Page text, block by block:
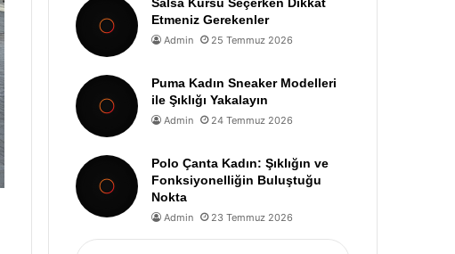
Etmeniz Gerekenler
Admin 25 Temmuz 2026
Puma Kadın Sneaker Modelleri
ile Şıklığı Yakalayın
Admin 24 Temmuz 2026
Polo Çanta Kadın: Şıklığın ve
Fonksiyonelliğin Buluştuğu
Nokta
Admin 23 Temmuz 2026